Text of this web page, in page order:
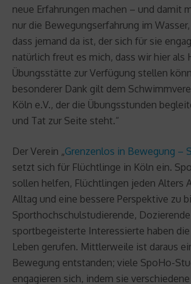
neue Erfahrungen machen – und damit
nur die Bewegungserfahrung im
dass jemand da ist, der sich für sie
natürlich freut es mich, dass wir hier als
Übungsstätte zur Verfügung stellen
besonderer Dank gilt dem
Köln e.V., der die Übungsstunden
und Tat zur Seite steht.“
Der Verein „Grenzenlos in Bewegung –
setzt sich für Flüchtlinge in Köln ein.
sollen helfen, Flüchtlingen jeden Alters
Alltag und eine bessere Perspektive zu
Sporthochschulstudierende,
sportbegeisterte Interessierte haben
Leben gerufen. Mittlerweile ist daraus
Bewegung entstanden; viele SpoHo-
engagieren sich, indem sie